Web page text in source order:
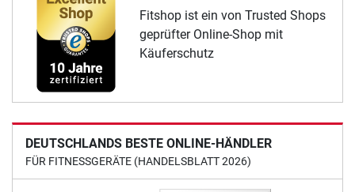
Fitshop ist ein von Trusted Shops
geprüfter Online-Shop mit
Käuferschutz
DEUTSCHLANDS BESTE ONLINE-HÄNDLER
FÜR FITNESSGERÄTE (HANDELSBLATT 2026)